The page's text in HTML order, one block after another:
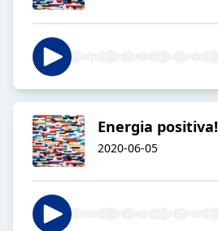
Energia positiva!
2020-06-05